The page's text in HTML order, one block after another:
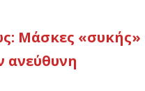
Μάσκες «συκής»
ανεύθυνη